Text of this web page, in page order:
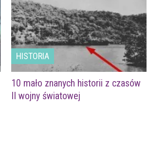
HISTORIA
10 mało znanych historii z czasów
II wojny światowej